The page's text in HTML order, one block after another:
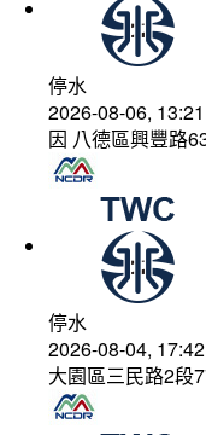
停水
2026-08-06,
因 八德區興豐路
停水
2026-08-04,
大園區三民路2段